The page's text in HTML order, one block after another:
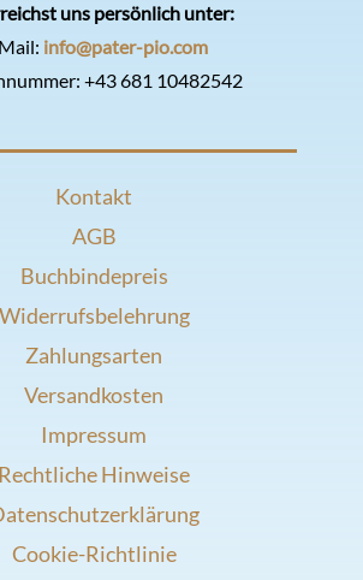
uns persönlich unter:
info@pater-pio.com
+43 681 10482542
Kontakt
AGB
Buchbindepreis
Widerrufsbelehrung
Zahlungsarten
Versandkosten
Impressum
Rechtliche Hinweise
Cookie-Richtlinie